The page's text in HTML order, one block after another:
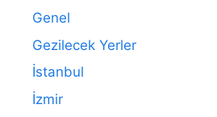
Genel
Gezilecek Yerler
İstanbul
İzmir